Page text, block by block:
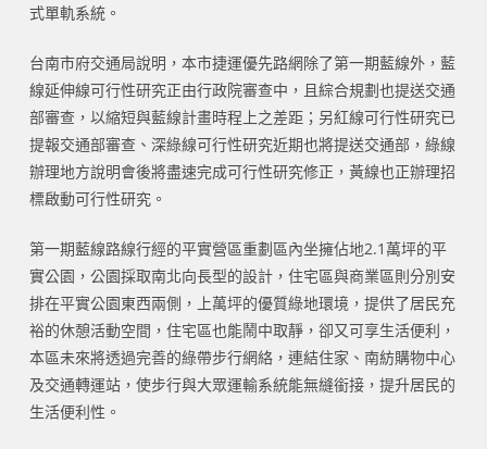
式單軌系統。
台南市府交通局說明，本市捷運優先路網除了第一期藍線外，藍
線延伸線可行性研究正由行政院審查中，且綜合規劃也提送交通
部審查，以縮短與藍線計畫時程上之差距；另紅線可行性研究已
提報交通部審查、深綠線可行性研究近期也將提送交通部，綠線
辦理地方說明會後將盡速完成可行性研究修正，黃線也正辦理招
標啟動可行性研究。
第一期藍線路線行經的平實營區重劃區內坐擁佔地2.1萬坪的平
實公園，公園採取南北向長型的設計，住宅區與商業區則分別安
排在平實公園東西兩側，上萬坪的優質綠地環境，提供了居民充
裕的休憩活動空間，住宅區也能鬧中取靜，卻又可享生活便利，
本區未來將透過完善的綠帶步行網絡，連結住家、南紡購物中心
及交通轉運站，使步行與大眾運輸系統能無縫銜接，提升居民的
生活便利性。